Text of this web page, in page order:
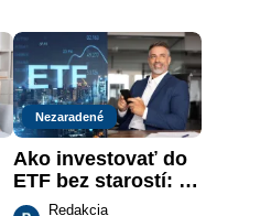
práce
Nezaradené
Ako investovať do
ETF bez starostí:
Investičné plány,
Redakcia